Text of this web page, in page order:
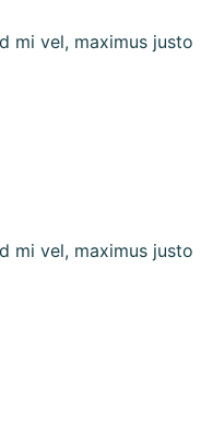
mi vel, maximus justo
mi vel, maximus justo